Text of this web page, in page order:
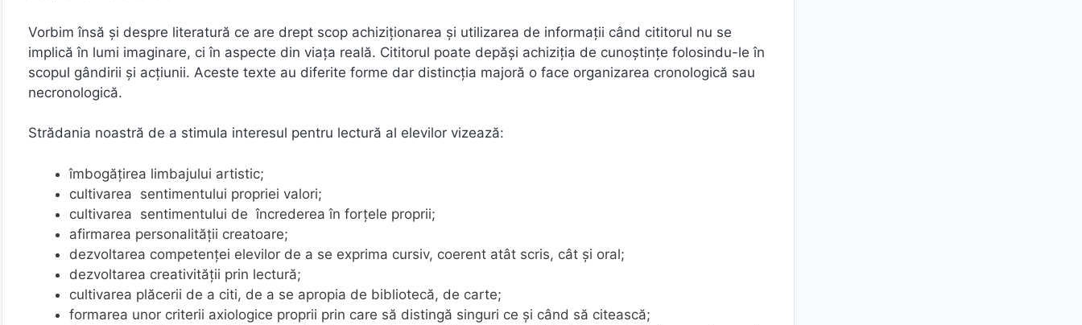
Vorbim însă şi despre literatură ce are drept scop achiziţionarea şi utilizarea de informaţii când cititorul nu se
implică în lumi imaginare, ci în aspecte din viața reală. Cititorul poate depăși achiziția de cunoștințe folosindu-le în
scopul gândirii și acțiunii. Aceste texte au diferite forme dar distincția majoră o face organizarea cronologică sau
necronologică.
Strădania noastră de a stimula interesul pentru lectură al elevilor vizează:
îmbogățirea limbajului artistic;
cultivarea sentimentului propriei valori;
cultivarea sentimentului de încrederea în forțele proprii;
afirmarea personalității creatoare;
dezvoltarea competenţei elevilor de a se exprima cursiv, coerent atât scris, cât şi oral;
dezvoltarea creativităţii prin lectură;
cultivarea plăcerii de a citi, de a se apropia de bibliotecă, de carte;
formarea unor criterii axiologice proprii prin care să distingă singuri ce şi când să citească;